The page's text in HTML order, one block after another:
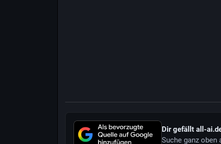
Dir gefällt all-
Suche ganz oben